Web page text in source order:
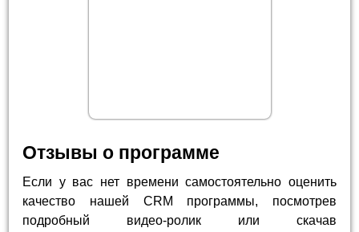
Отзывы о программе
Если у вас нет времени самостоятельно оценить
качество нашей CRM программы, посмотрев
подробный видео-ролик или скачав